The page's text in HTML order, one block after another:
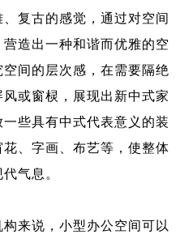
复古的感觉，通过对空间
造出一种和谐而优雅的空
间的层次感，在需要隔绝
或窗棂，展现出新中式家
些具有中式代表意义的装
、字画、布艺等，使整体
气息。
来说，小型办公空间可以